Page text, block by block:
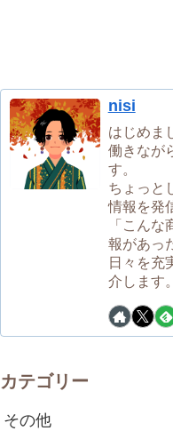
nisi
はじめま
働きなが
す。
ちょっと
情報を発
「こん
報があっ
日々を充
介します。
カテゴリー
その他